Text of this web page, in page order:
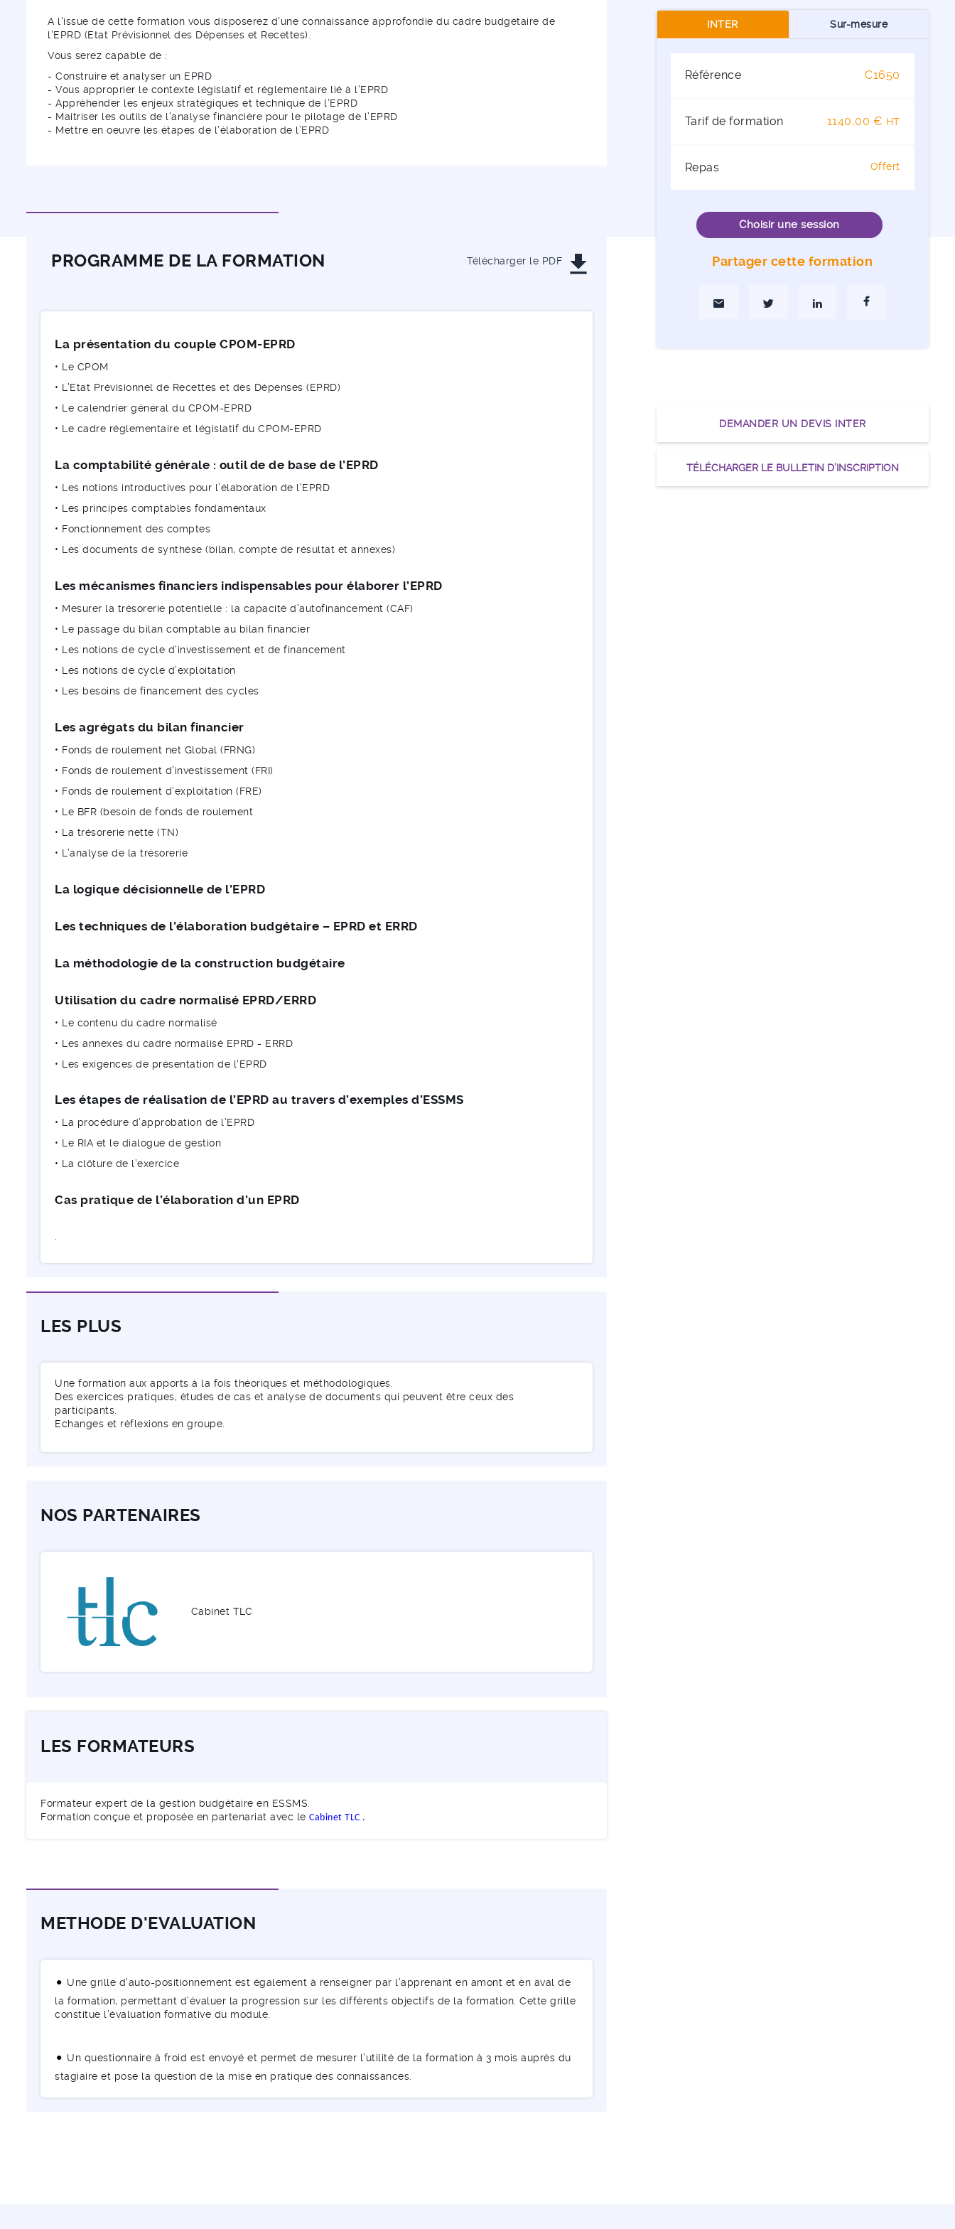
A l'issue de cette formation vous disposerez d'une connaissance approfondie du cadre budgétaire de
l'EPRD (Etat Prévisionnel des Dépenses et Recettes).
Vous serez capable de :
- Construire et analyser un EPRD
- Vous approprier le contexte législatif et réglementaire lié à l’EPRD
- Appréhender les enjeux stratégiques et technique de l’EPRD
- Maitriser les outils de l’analyse financière pour le pilotage de l’EPRD
- Mettre en oeuvre les étapes de l’élaboration de l’EPRD
PROGRAMME DE LA FORMATION Télécharger le PDF get_app
La présentation du couple CPOM-EPRD
• Le CPOM
• L’Etat Prévisionnel de Recettes et des Dépenses (EPRD)
• Le calendrier général du CPOM-EPRD
• Le cadre réglementaire et législatif du CPOM-EPRD
La comptabilité générale : outil de de base de l’EPRD
• Les notions introductives pour l’élaboration de l’EPRD
• Les principes comptables fondamentaux
• Fonctionnement des comptes
• Les documents de synthèse (bilan, compte de résultat et annexes)
Les mécanismes financiers indispensables pour élaborer l’EPRD
• Mesurer la trésorerie potentielle : la capacité d’autofinancement (CAF)
• Le passage du bilan comptable au bilan financier
• Les notions de cycle d’investissement et de financement
• Les notions de cycle d’exploitation
• Les besoins de financement des cycles
Les agrégats du bilan financier
• Fonds de roulement net Global (FRNG)
• Fonds de roulement d’investissement (FRI)
• Fonds de roulement d’exploitation (FRE)
• Le BFR (besoin de fonds de roulement
• La trésorerie nette (TN)
• L’analyse de la trésorerie
La logique décisionnelle de l’EPRD
Les techniques de l’élaboration budgétaire – EPRD et ERRD
La méthodologie de la construction budgétaire
Utilisation du cadre normalisé EPRD/ERRD
• Le contenu du cadre normalisé
• Les annexes du cadre normalisé EPRD - ERRD
• Les exigences de présentation de l'EPRD
Les étapes de réalisation de l’EPRD au travers d’exemples d’ESSMS
• La procédure d’approbation de l’EPRD
• Le RIA et le dialogue de gestion
• La clôture de l’exercice
Cas pratique de l’élaboration d’un EPRD
LES PLUS
Une formation aux apports à la fois théoriques et méthodologiques.
Des exercices pratiques, études de cas et analyse de documents qui peuvent être ceux des
participants.
Echanges et réflexions en groupe.
NOS PARTENAIRES
Cabinet TLC
LES FORMATEURS
Formateur expert de la gestion budgétaire en ESSMS.
Formation conçue et proposée en partenariat avec le Cabinet TLC .
METHODE D'EVALUATION
Une grille d’auto-positionnement est également à renseigner par l’apprenant en amont et en aval de
la formation, permettant d’évaluer la progression sur les différents objectifs de la formation. Cette grille
constitue l’évaluation formative du module.
Un questionnaire à froid est envoyé et permet de mesurer l’utilité de la formation à 3 mois auprès du
stagiaire et pose la question de la mise en pratique des connaissances.
INTER Sur-mesure
Référence C1650
Tarif de formation 1140,00 € HT
Repas Offert
Choisir une session
Partager cette formation
Partager par MailPartager sur TwitterPartager sur Linkedin
DEMANDER UN DEVIS INTER
TÉLÉCHARGER LE BULLETIN D’INSCRIPTION